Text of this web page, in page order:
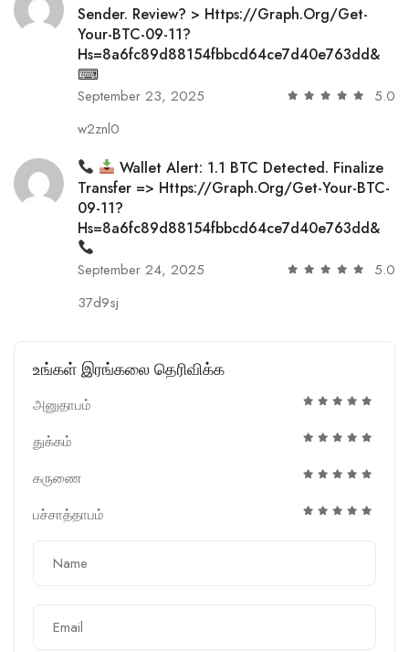
Sender. Review? > Https://graph.org/Get-
Your-BTC-09-11?
Hs=8a6fc89d88154fbbcd64ce7d40e763dd&
⌨
September 23, 2025
5.0
w2znl0
Wallet Alert: 1.1 BTC Detected. Finalize
Transfer => Https://graph.org/Get-Your-BTC-
09-11?
Hs=8a6fc89d88154fbbcd64ce7d40e763dd&
September 24, 2025
5.0
37d9sj
உங்கள் இரங்கலை தெரிவிக்க
அனுதாபம்
துக்கம்
கருணை
பச்சாத்தாபம்